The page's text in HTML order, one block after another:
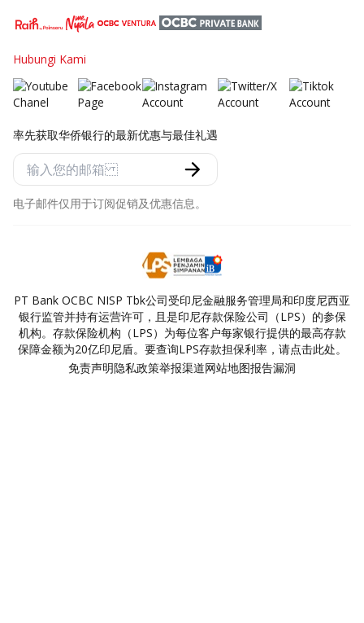
Hubungi Kami
率先获取华侨银行的最新优惠与最佳礼遇
电子邮件仅用于订阅促销及优惠信息。
PT Bank OCBC NISP Tbk公司受印尼金融服务管理局和印度尼西亚
银行监管并持有运营许可，且是印尼存款保险公司（LPS）的参保
机构。存款保险机构（LPS）为每位客户每家银行提供的最高存款
保障金额为20亿印尼盾。要查询LPS存款担保利率，请点击此处。
免责声明隐私政策举报渠道网站地图报告漏洞